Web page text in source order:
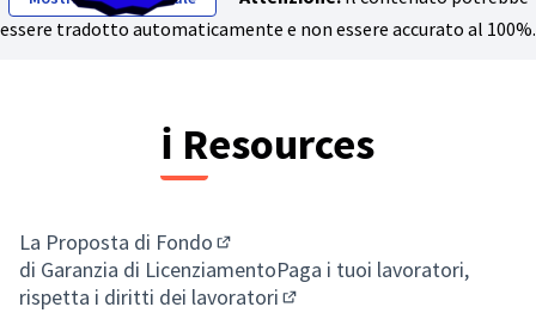
essere tradotto automaticamente e non essere accurato al 100%.
ℹ️ Resources
La Proposta di Fondo
(Collegamento esterno)
di Garanzia di LicenziamentoPaga i tuoi lavoratori,
rispetta i diritti dei lavoratori